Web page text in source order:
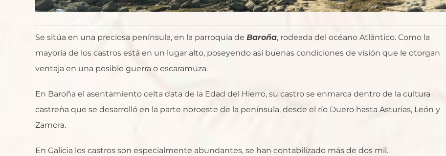
Se sitúa en una preciosa península, en la parroquia de Baroña, rodeada del océano Atlántico. Como la
mayoría de los castros está en un lugar alto, poseyendo así buenas condiciones de visión que le otorgan
ventaja en una posible guerra o escaramuza.
En Baroña el asentamiento celta data de la Edad del Hierro, su castro se enmarca dentro de la cultura
castreña que se desarrolló en la parte noroeste de la península, desde el río Duero hasta Asturias, León y
Zamora.
En Galicia los castros son especialmente abundantes, se han contabilizado más de dos mil.